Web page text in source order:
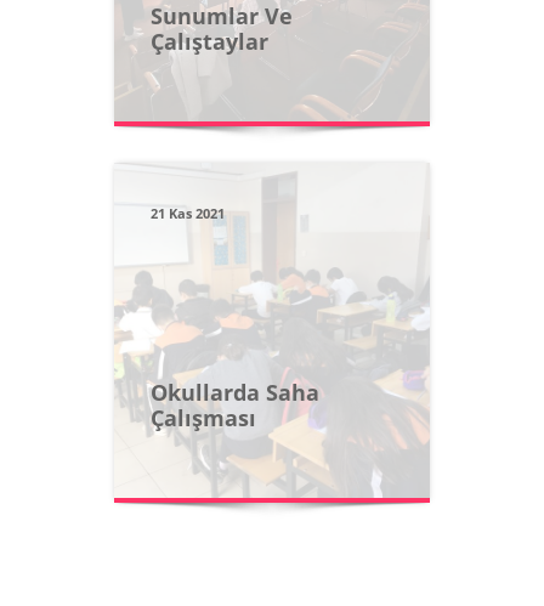
Sunumlar Ve
Çalıştaylar
21 Kas 2021
Okullarda Saha
Çalışması